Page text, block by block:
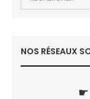
NOS RÉSEAUX
☛